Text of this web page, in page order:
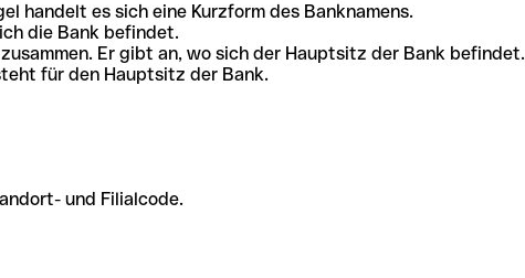
handelt es sich eine Kurzform des Banknamens.
die Bank befindet.
Er gibt an, wo sich der Hauptsitz der Bank befindet.
für den Hauptsitz der Bank.
und Filialcode.